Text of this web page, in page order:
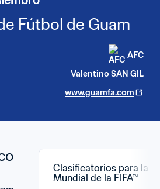
Fútbol de Guam
AFC
Valentino SAN GIL
www.guamfa.com
Clasificatorios para la
Mundial de la FIFA™